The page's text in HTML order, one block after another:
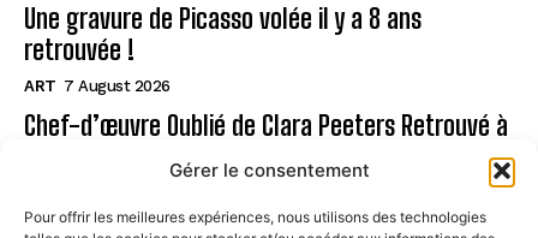
Gérer le consentement
Pour offrir les meilleures expériences, nous utilisons des technologies
Une gravure de Picasso volée il y a 8 ans
retrouvée !
ART 7 August 2026
Chef-d’œuvre Oublié de Clara Peeters Retrouvé à